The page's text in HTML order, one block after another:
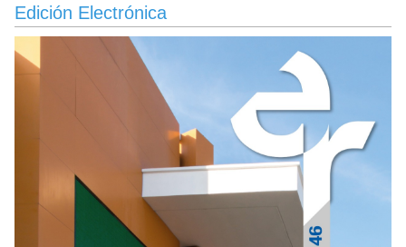
Edición Electrónica